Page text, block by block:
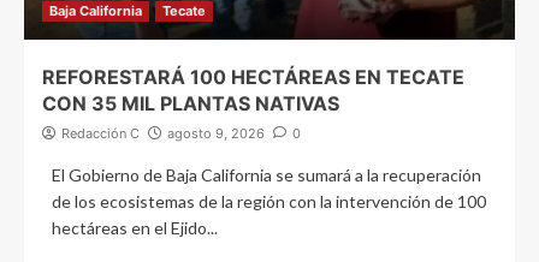
Baja California Tecate
REFORESTARÁ 100 HECTÁREAS EN TECATE
CON 35 MIL PLANTAS NATIVAS
Redacción C agosto 9, 2026 0
El Gobierno de Baja California se sumará a la recuperación
de los ecosistemas de la región con la intervención de 100
hectáreas en el Ejido...